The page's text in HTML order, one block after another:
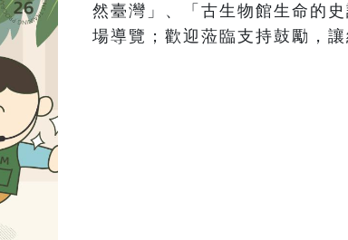
然臺灣」、「古生物館生命的
場導覽；歡迎蒞臨支持鼓勵，